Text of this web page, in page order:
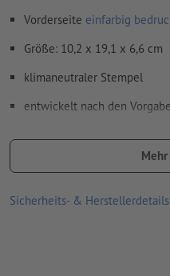
Vorderseite einfarbig
Größe: 10,2 x 19,1 x 6,6 cm
klimaneutraler Stempel
entwickelt nach den
modernem Design mit
Rechteckig bis Rund
Sicherheits- & Herstellerdetails